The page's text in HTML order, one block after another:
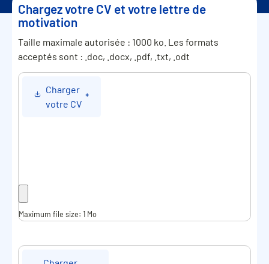
Chargez votre CV et votre lettre de
motivation
Taille maximale autorisée : 1000 ko. Les formats
acceptés sont : .doc, .docx, .pdf, .txt, .odt
Charger
votre CV
*
Maximum file size: 1 Mo